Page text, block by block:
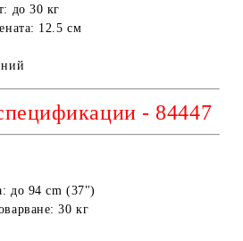
до 30 кг
12.5 cм
- 84447
до 94 cm (37")
30 кг